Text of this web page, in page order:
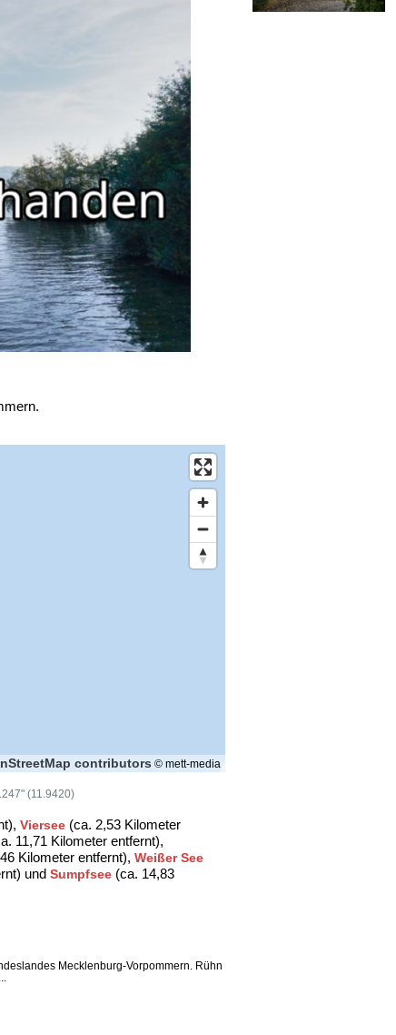
contributors © mett-media
(11.9420)
Viersee (ca. 2,53 Kilometer
11,71 Kilometer entfernt),
Kilometer entfernt), Weißer See
und Sumpfsee (ca. 14,83
Mecklenburg-Vorpommern. Rühn